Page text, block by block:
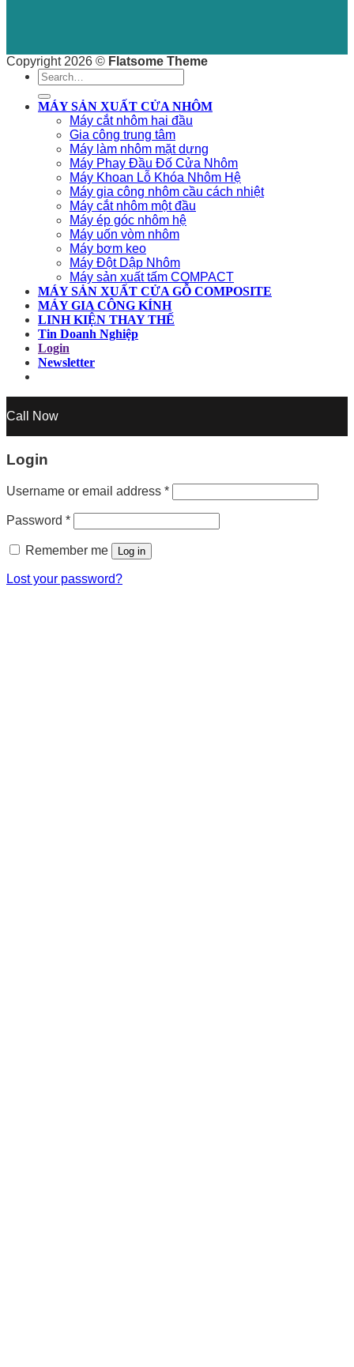
Copyright 2026 © Flatsome Theme
Search
for:
MÁY SẢN XUẤT CỬA NHÔM
Máy cắt nhôm hai đầu
Gia công trung tâm
Máy làm nhôm mặt dựng
Máy Phay Đầu Đố Cửa Nhôm
Máy Khoan Lỗ Khóa Nhôm Hệ
Máy gia công nhôm cầu cách nhiệt
Máy cắt nhôm một đầu
Máy ép góc nhôm hệ
Máy uốn vòm nhôm
Máy bơm keo
Máy Đột Dập Nhôm
Máy sản xuất tấm COMPACT
MÁY SẢN XUẤT CỬA GỖ COMPOSITE
MÁY GIA CÔNG KÍNH
LINH KIỆN THAY THẾ
Tin Doanh Nghiệp
Login
Newsletter
Call Now
Login
Username or email address *
Password *
Remember me Log in
Lost your password?